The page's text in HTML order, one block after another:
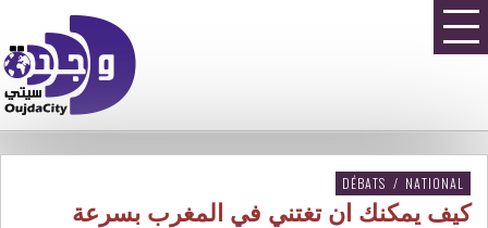
DÉBATS / NATIONAL
كيف يمكنك ان تغتني في المغرب بسرعة